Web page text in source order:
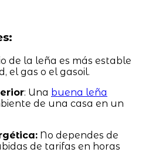
de la leña es más estable
el gas o el gasoil.
: Una buena leña
de una casa en un
No dependes de
de tarifas en horas